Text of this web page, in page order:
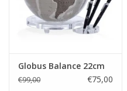
Globus Balance 22cm
€99,00 €75,00